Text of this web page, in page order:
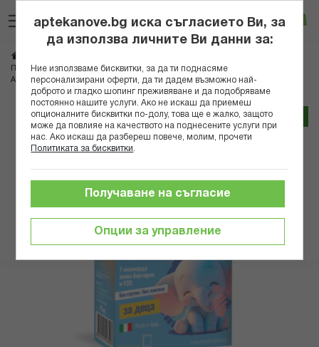
към
съдържанието
Вход
Пробиотици за бебета и деца
АБОФАРМА ФЛОРА 7 ПРОБИОТИК САШЕТА X 6 ЗА ДЕЦА
Трайно ниска цена онлайн
Преминете
края
галерията
изображенията
aptekanove.bg иска съгласието Ви, за
да използва личните Ви данни за:
Ние използваме бисквитки, за да ти поднасяме
персонализирани оферти, да ти дадем възможно най-
доброто и гладко шопинг преживяване и да подобряваме
постоянно нашите услуги. Ако не искаш да приемеш
опционалните бисквитки по-долу, това ще е жалко, защото
може да повлияе на качеството на поднесените услуги при
нас. Ако искаш да разбереш повече, молим, прочети
Политиката за бисквитки
Опции за управление
Получаване на съгласие